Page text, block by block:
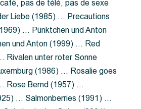
pas de télé, pas de sexe
Liebe (1985) … Precautions
… Pünktchen und Anton
und Anton (1999) … Red
Rivalen unter roter Sonne
(1986) … Rosalie goes
Rose Bernd (1957) …
… Salmonberries (1991) …